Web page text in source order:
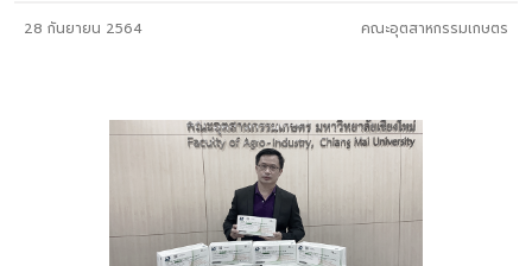
28 กันยายน 2564 คณะอุตสาหกรรมเกษตร